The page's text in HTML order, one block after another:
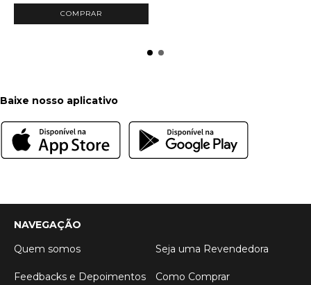
COMPRAR
Baixe nosso aplicativo
NAVEGAÇÃO
Quem somos
Seja uma Revendedora
Feedbacks e Depoimentos Como Comprar